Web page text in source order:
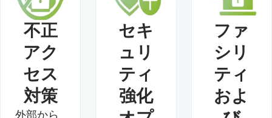
不正
アク
セス
対策
外部から
セキ
ュリ
ティ
強化
ファ
シリ
ティ
およ